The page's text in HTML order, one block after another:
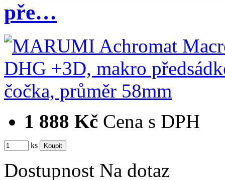
pře…
1 888 Kč Cena s DPH
ks
Dostupnost Na dotaz